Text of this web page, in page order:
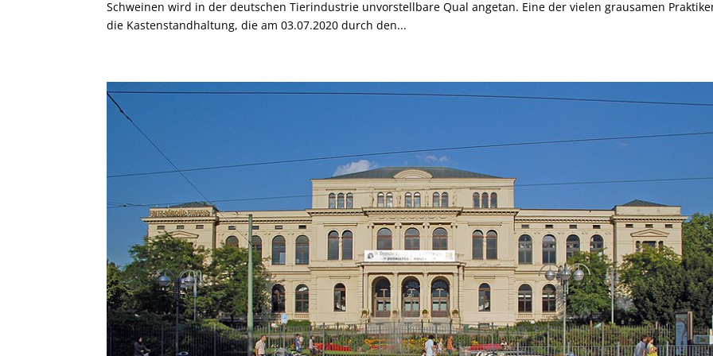
Schweinen wird in der deutschen Tierindustrie unvorstellbare Qual angetan. Eine der vielen grausamen
die Kastenstandhaltung, die am 03.07.2020 durch den...